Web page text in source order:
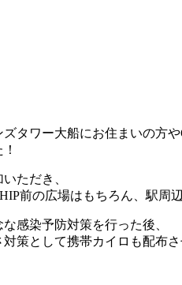
タワー大船にお住まいの方や
ただき、
前の広場はもちろん、駅周
感染予防対策を行った後、
策として携帯カイロも配布さ